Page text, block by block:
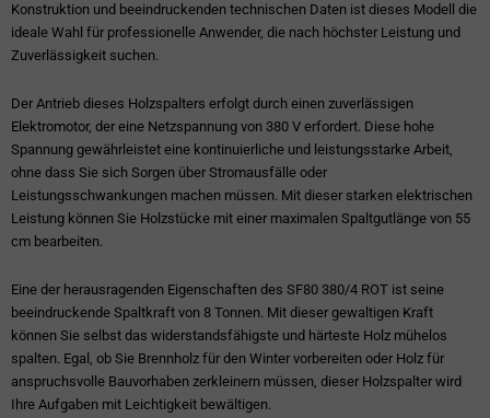
Konstruktion und beeindruckenden technischen Daten ist dieses Modell die
ideale Wahl für professionelle Anwender, die nach höchster Leistung und
Zuverlässigkeit suchen.
Der Antrieb dieses Holzspalters erfolgt durch einen zuverlässigen
Elektromotor, der eine Netzspannung von 380 V erfordert. Diese hohe
Spannung gewährleistet eine kontinuierliche und leistungsstarke Arbeit,
ohne dass Sie sich Sorgen über Stromausfälle oder
Leistungsschwankungen machen müssen. Mit dieser starken elektrischen
Leistung können Sie Holzstücke mit einer maximalen Spaltgutlänge von 55
cm bearbeiten.
Eine der herausragenden Eigenschaften des SF80 380/4 ROT ist seine
beeindruckende Spaltkraft von 8 Tonnen. Mit dieser gewaltigen Kraft
können Sie selbst das widerstandsfähigste und härteste Holz mühelos
spalten. Egal, ob Sie Brennholz für den Winter vorbereiten oder Holz für
anspruchsvolle Bauvorhaben zerkleinern müssen, dieser Holzspalter wird
Ihre Aufgaben mit Leichtigkeit bewältigen.